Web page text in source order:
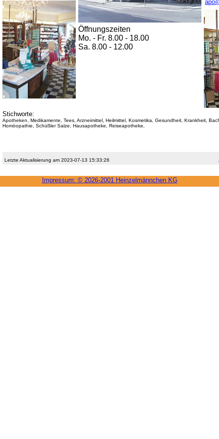
Öffnungszeiten
Mo. - Fr. 8.00 - 18.00
Sa. 8.00 - 12.00
Stichworte:
Apotheken, Medikamente, Tees, Arzneimittel, Heilmittel, Kosmetika, Gesundheit, Krankheit,
Homöopathie, Schüßler Salze, Hausapotheke, Reiseapotheke,
Letzte Aktualisierung am 2023-07-13 15:33:26
Impressum: © 2026-2001 Heinzel­männchen KG